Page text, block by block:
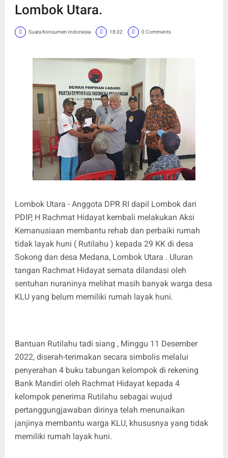
Lombok Utara.
Suara Konsumen Indonesia 18:32 0 Comments
Lombok Utara - Anggota DPR RI dapil Lombok dari
PDIP, H Rachmat Hidayat kembali melakukan Aksi
Kemanusiaan membantu rehab dan perbaiki rumah
tidak layak huni ( Rutilahu ) kepada 29 KK di desa
Sokong dan desa Medana, Lombok Utara . Uluran
tangan Rachmat Hidayat semata dilandasi oleh
sentuhan nuraninya melihat masih banyak warga desa
KLU yang belum memiliki rumah layak huni.
Bantuan Rutilahu tadi siang , Minggu 11 Desember
2022, diserah-terimakan secara simbolis melalui
penyerahan 4 buku tabungan kelompok di rekening
Bank Mandiri oleh Rachmat Hidayat kepada 4
kelompok penerima Rutilahu sebagai wujud
pertanggungjawaban dirinya telah menunaikan
janjinya membantu warga KLU, khususnya yang tidak
memiliki rumah layak huni.